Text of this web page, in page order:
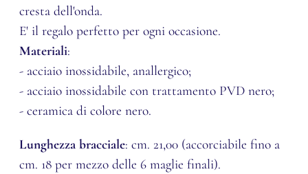
cresta dell'onda.
E' il regalo perfetto per ogni occasione.
Materiali:
- acciaio inossidabile, anallergico;
- acciaio inossidabile con trattamento PVD nero;
- ceramica di colore nero.
Lunghezza bracciale: cm. 21,00 (accorciabile fino a
cm. 18 per mezzo delle 6 maglie finali).